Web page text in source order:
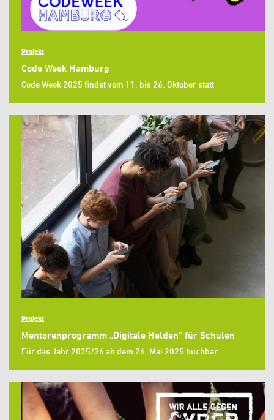
Projekt
Code Week Hamburg
Code Week 2025 findet vom 11. bis 26. Oktober statt
Projekt
Mentorenprogramm „Digitale Helden“ für Schulen
Für das Jahr 2025/26 ab dem 26. Mai 2025 buchbar